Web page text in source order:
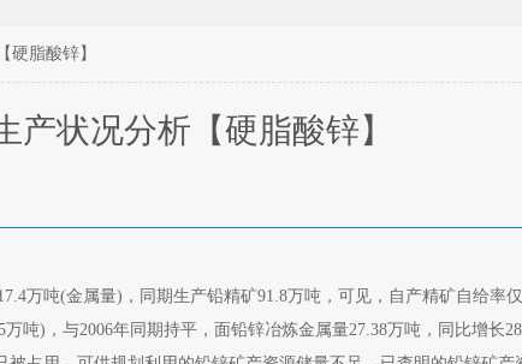
硬脂酸锌】
产状况分析【硬脂酸锌】
万吨(金属量)，同期生产铅精矿91.8万吨，可见，自产精矿自给率
吨)，与2006年同期持平，面铅锌冶炼金属量27.38万吨，同比增长